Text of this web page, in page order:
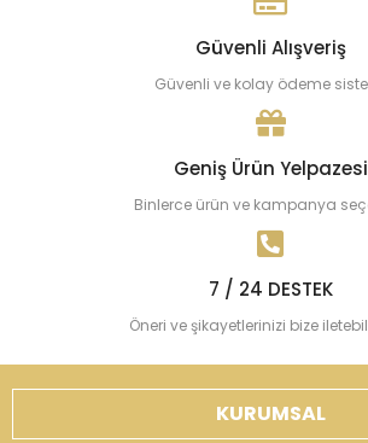
Güvenli Alışveriş
Güvenli ve kolay ödeme
Geniş Ürün Yelpazesi
Binlerce ürün ve kampanya
7 / 24 DESTEK
Öneri ve şikayetlerinizi bize
KURUMSAL